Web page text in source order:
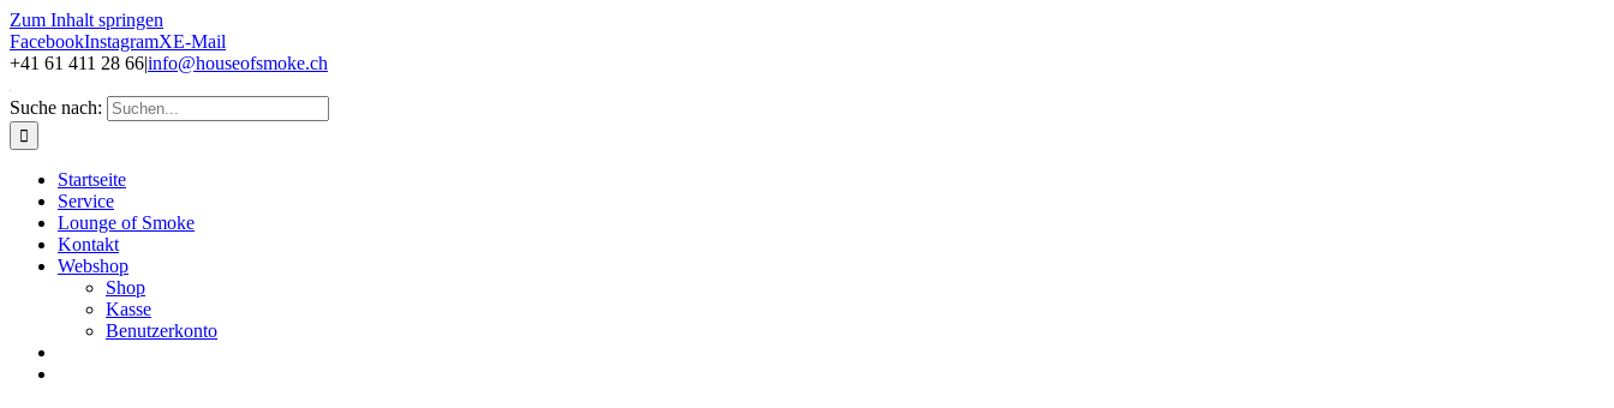
Zum Inhalt springen
FacebookInstagramXE-Mail
+41 61 411 28 66|info@houseofsmoke.ch
Suche nach:
Startseite
Service
Lounge of Smoke
Kontakt
Webshop
Shop
Kasse
Benutzerkonto